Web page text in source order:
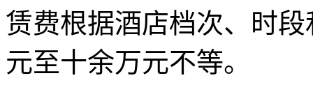
赁费根据酒店档次、时
元至十余万元不等。